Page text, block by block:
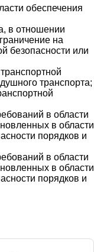
обеспечения
в отношении
на
безопасности или
транспорта;
в области
в области
порядков и
в области
в области
порядков и